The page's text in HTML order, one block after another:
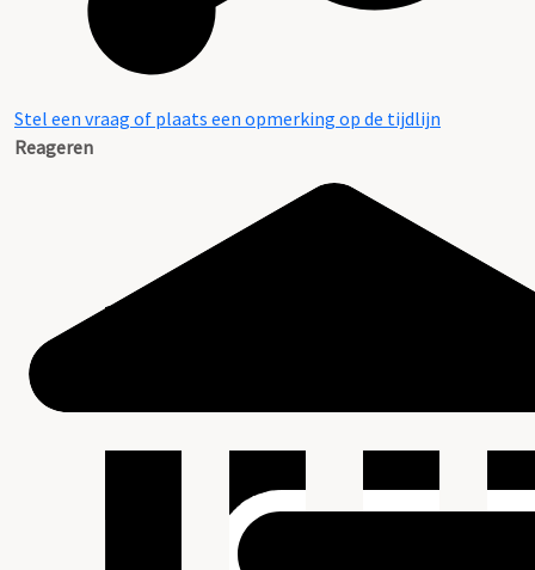
Stel een vraag of plaats een opmerking op de tijdlijn
Reageren